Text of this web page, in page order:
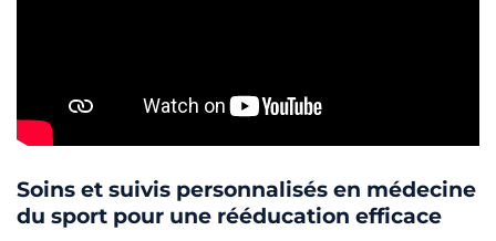
Soins et suivis personnalisés en médecine
du sport pour une rééducation efficace